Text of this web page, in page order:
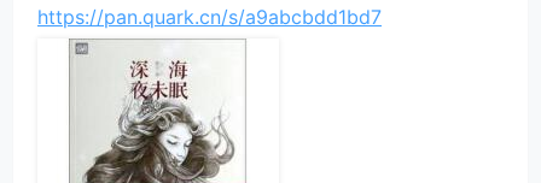
https://pan.quark.cn/s/a9abcbdd1bd7